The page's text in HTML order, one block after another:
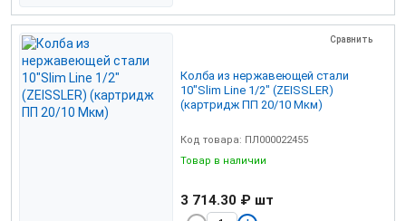
Сравнить
Колба из нержавеющей стали
10"Slim Line 1/2" (ZEISSLER)
(картридж ПП 20/10 Мкм)
Код товара: ПЛ000022455
Товар в наличии
3 714.30 ₽ шт